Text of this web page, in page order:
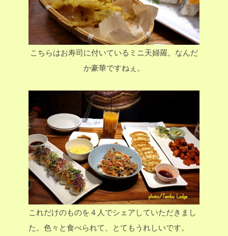
こちらはお寿司に付いているミニ天婦羅。なんだ
か豪華ですねぇ。
これだけのものを４人でシェアしていただきまし
た。色々と食べられて、とてもうれしいです。